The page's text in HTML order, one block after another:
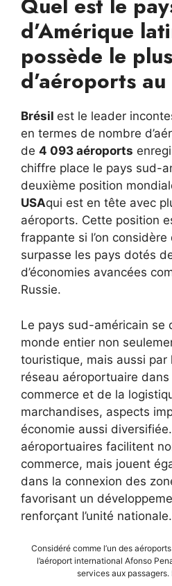
Quel est le
d’Amérique
possède le plus
d’aéroports
Brésil est le leader
en termes de nombre
de 4 093 aéroports
chiffre place le pays sud-
deuxième position
USAqui est en tête avec
aéroports. Cette position
frappante si l’on considère
surpasse les pays dotés
d’économies avancées
Russie.
Le pays sud-américain se
monde entier non
touristique, mais aussi par
réseau aéroportuaire
commerce et de la
marchandises, aspects
économie aussi
aéroportuaires facilitent
commerce, mais jouent
dans la connexion des
favorisant un
renforçant l’unité nationale.
Considéré comme l’un des
l’aéroport international Afonso
services aux passagers.